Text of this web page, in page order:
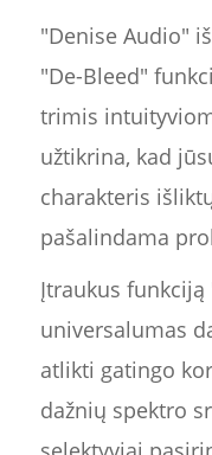
"Denise Audio"
"De-Bleed"
trimis
užtikrina, kad
charakteris
pašalindama
Įtraukus funkciją
universalumas
atlikti gatingo
dažnių spektro